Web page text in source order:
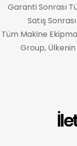
Garanti Sonrası
Satış
Tüm Makine
Group,